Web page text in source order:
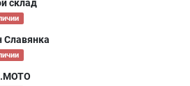
склад
Славянка